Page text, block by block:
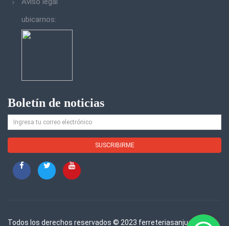
ubicarnos:
Boletín de noticias
Todos los derechos reservados © 2023 ferreteriasanjuan.com.